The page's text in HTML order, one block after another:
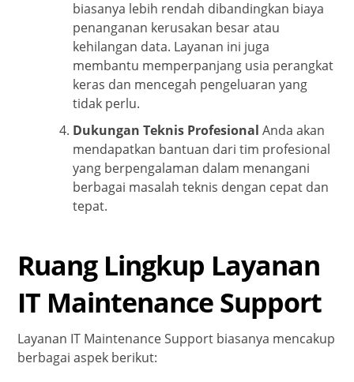
biasanya lebih rendah dibandingkan biaya
penanganan kerusakan besar atau
kehilangan data. Layanan ini juga
membantu memperpanjang usia perangkat
keras dan mencegah pengeluaran yang
tidak perlu.
Dukungan Teknis Profesional Anda akan
mendapatkan bantuan dari tim profesional
yang berpengalaman dalam menangani
berbagai masalah teknis dengan cepat dan
tepat.
Ruang Lingkup Layanan
IT Maintenance Support
Layanan IT Maintenance Support biasanya mencakup
berbagai aspek berikut: